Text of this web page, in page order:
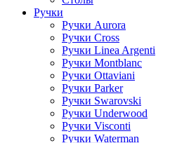
Ручки
Ручки Aurora
Ручки Cross
Ручки Linea Argenti
Ручки Montblanc
Ручки Ottaviani
Ручки Parker
Ручки Swarovski
Ручки Underwood
Ручки Visconti
Ручки Waterman